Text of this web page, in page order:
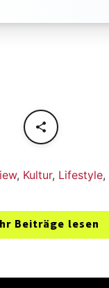
, Kultur, Lifestyle,
Beiträge lesen